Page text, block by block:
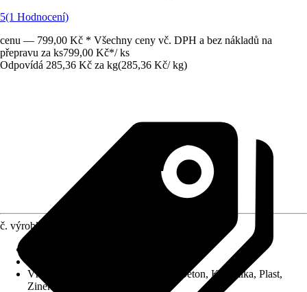
5(1 Hodnocení)
cenu — 799,00 Kč * Všechny ceny vč. DPH a bez nákladů na
přepravu za ks799,00 Kč*/ ks
Odpovídá 285,36 Kč za kg(285,36 Kč/ kg)
č. výrobku
Vhodné pro podklad
Dřevo, Kov, Beton, Keramika, Plast,
Zinek